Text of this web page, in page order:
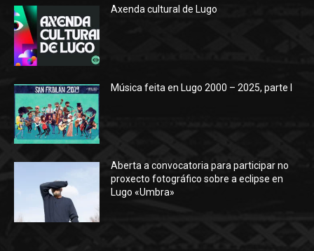
Axenda cultural de Lugo
Música feita en Lugo 2000 – 2025, parte I
Aberta a convocatoria para participar no
proxecto fotográfico sobre a eclipse en
Lugo «Umbra»